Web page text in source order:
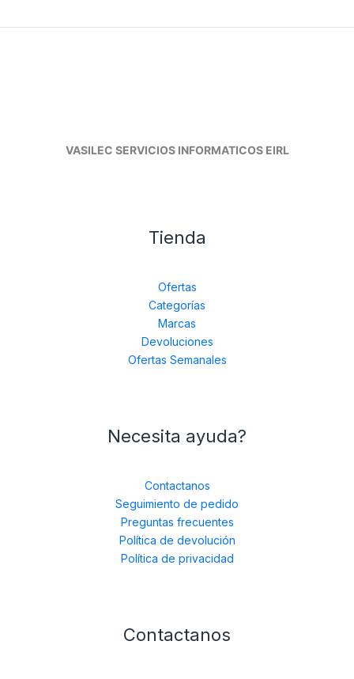
VASILEC SERVICIOS INFORMATICOS EIRL
Tienda
Ofertas
Categorías
Marcas
Devoluciones
Ofertas Semanales
Necesita ayuda?
Contactanos
Seguimiento de pedido
Preguntas frecuentes
Política de devolución
Política de privacidad
Contactanos